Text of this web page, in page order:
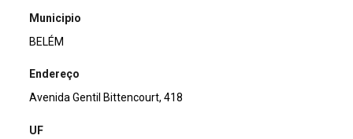
Municipio
BELÉM
Endereço
Avenida Gentil Bittencourt, 418
UF